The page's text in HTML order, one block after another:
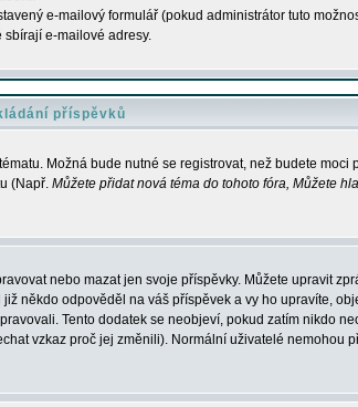
e-mailový formulář (pokud administrátor tuto
sbírají e-mailové adresy.
příspěvků
Možná bude nutné se registrovat, než budete moci
(Např. Můžete přidat nová téma do tohoto fóra, Můžete
nebo mazat jen svoje příspěvky. Můžete upravit
již někdo odpověděl na váš příspěvek a vy ho upravíte,
Tento dodatek se neobjeví, pokud zatím nikdo
vzkaz proč jej změnili). Normální uživatelé nemohou